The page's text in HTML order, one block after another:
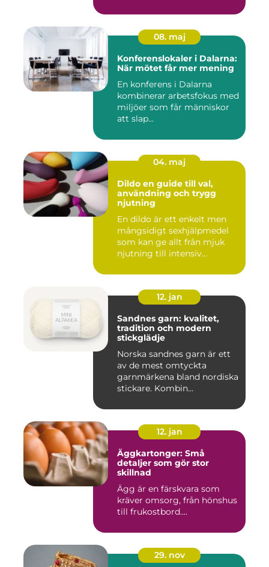
08. maj
Konferenslokaler i Dalarna:
När mötet får mer mening
En konferens i Dalarna
kombinerar arbetsfokus med
miljöer som får människor
att slap...
04. maj
Dildo en guide till val,
användning och trygg
njutning
En dildo är ett enkelt men
mångsidigt sexhjälpmedel
som kan ge allt från mjuk
njutning till intensiv...
12. jan
Sandnes garn: kvalitet,
tradition och modern
stickglädje
Norska sandnes garn är ett
av de mest omtyckta
garnmärkena bland nordiska
stickare. Kombin...
12. jan
Äggkartonger: Små
detaljer som gör stor
skillnad
Ägg är en färskvara som
kräver omsorg, från hönshus
till frukostbord....
29. nov